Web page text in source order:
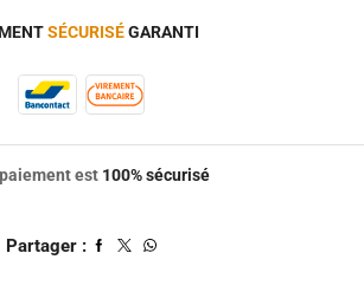
SÉCURISÉGARANTI
est 100% sécurisé
Partager :